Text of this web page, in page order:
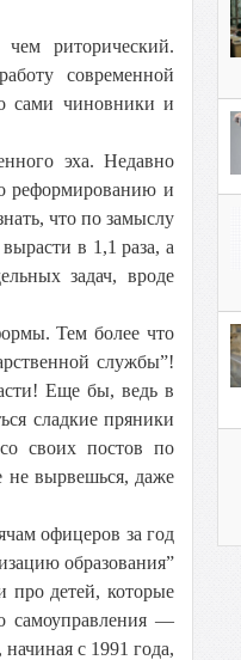
риторический.
современной
сами чиновники и
эха. Недавно
реформированию и
что по замыслу
в 1,1 раза, а
задач, вроде
Тем более что
службы”!
Еще бы, ведь в
сладкие пряники
своих постов по
вырвешься, даже
офицеров за год
образования”
про детей, которые
самоуправления —
с 1991 года,